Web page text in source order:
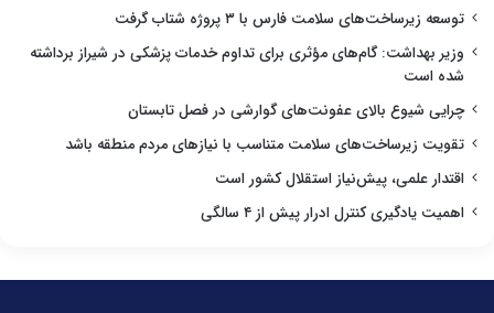
توسعه زیرساخت‌های سلامت فارس با ۳ پروژه شتاب گرفت
وزیر بهداشت: گام‌های مؤثری برای تداوم خدمات پزشکی در شیراز برداشته
شده است
چرایی شیوع بالای عفونت‌های گوارشی در فصل تابستان
تقویت زیرساخت‌های سلامت متناسب با نیازهای مردم منطقه باشد
اقتدار علمی، پیش‌نیاز استقلال کشور است
اهمیت یادگیری کنترل ادرار پیش از ۴ سالگی